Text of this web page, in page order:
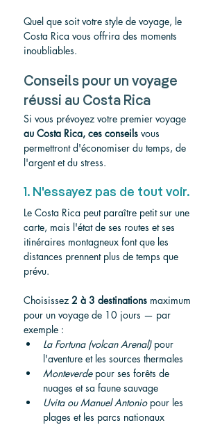
Quel que soit votre style de voyage, le
Costa Rica vous offrira des moments
inoubliables.
Conseils pour un voyage
réussi au Costa Rica
Si vous prévoyez votre premier voyage
au Costa Rica, ces conseils vous
permettront d'économiser du temps, de
l'argent et du stress.
1. N'essayez pas de tout voir.
Le Costa Rica peut paraître petit sur une
carte, mais l'état de ses routes et ses
itinéraires montagneux font que les
distances prennent plus de temps que
prévu.
Choisissez 2 à 3 destinations maximum
pour un voyage de 10 jours — par
exemple :
La Fortuna (volcan Arenal) pour
l'aventure et les sources thermales
Monteverde pour ses forêts de
nuages et sa faune sauvage
Uvita ou Manuel Antonio pour les
plages et les parcs nationaux